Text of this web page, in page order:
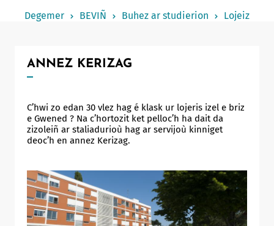
Degemer BEVIÑ Buhez ar studierion Lojeiz
ANNEZ KERIZAG
C’hwi zo edan 30 vlez hag é klask ur lojeris izel e briz
e Gwened ? Na c’hortozit ket pelloc’h ha dait da
zizoleiñ ar staliadurioù hag ar servijoù kinniget
deoc’h en annez Kerizag.